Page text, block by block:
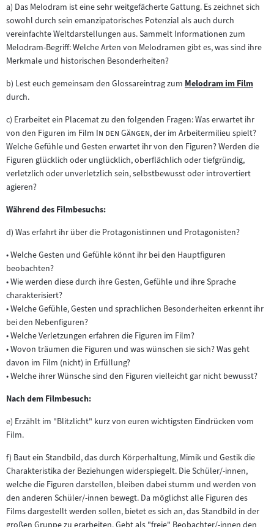
a) Das Melodram ist eine sehr weitgefächerte Gattung. Es zeichnet sich
sowohl durch sein emanzipatorisches Potenzial als auch durch
vereinfachte Weltdarstellungen aus. Sammelt Informationen zum
Melodram-Begriff: Welche Arten von Melodramen gibt es, was sind ihre
Merkmale und historischen Besonderheiten?
b) Lest euch gemeinsam den Glossareintrag zum Zum
Melodram im Film
durch.
c) Erarbeitet ein Placemat zu den folgenden Fragen: Was erwartet ihr
von den Figuren im Film "In den Gängen", der im Arbeitermilieu spielt?
Welche Gefühle und Gesten erwartet ihr von den Figuren? Werden die
Figuren glücklich oder unglücklich, oberflächlich oder tiefgründig,
verletzlich oder unverletzlich sein, selbstbewusst oder introvertiert
agieren?
Während des Filmbesuchs:
d) Was erfahrt ihr über die Protagonistinnen und Protagonisten?
• Welche Gesten und Gefühle könnt ihr bei den Hauptfiguren
beobachten?
• Wie werden diese durch ihre Gesten, Gefühle und ihre Sprache
charakterisiert?
• Welche Gefühle, Gesten und sprachlichen Besonderheiten erkennt ihr
bei den Nebenfiguren?
• Welche Verletzungen erfahren die Figuren im Film?
• Wovon träumen die Figuren und was wünschen sie sich? Was geht
davon im Film (nicht) in Erfüllung?
• Welche ihrer Wünsche sind den Figuren vielleicht gar nicht bewusst?
Nach dem Filmbesuch:
e) Erzählt im "Blitzlicht" kurz von euren wichtigsten Eindrücken vom
Film.
f) Baut ein Standbild, das durch Körperhaltung, Mimik und Gestik die
Charakteristika der Beziehungen widerspiegelt. Die Schüler/-innen,
welche die Figuren darstellen, bleiben dabei stumm und werden von
den anderen Schüler/-innen bewegt. Da möglichst alle Figuren des
Films dargestellt werden sollen, bietet es sich an, das Standbild in der